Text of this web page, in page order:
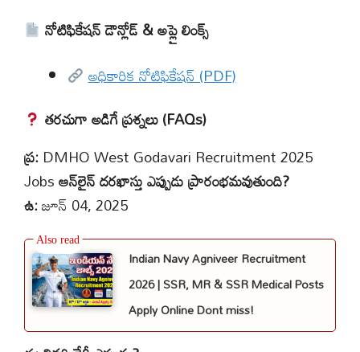
నోటిఫికేషన్ డౌన్లోడ్ & అప్లై లింక్స్
అధికారిక నోటిఫికేషన్ (PDF)
తరచుగా అడిగే ప్రశ్నలు (FAQs)
ప్ర:DMHO West Godavari Recruitment 2025
Jobsఆన్‌లైన్ దరఖాస్తు ఎప్పుడు ప్రారంభమవుతుంది?
ఉ:జూన్ 04, 2025
Indian Navy Agniveer Recruitment
2026 | SSR, MR & SSR Medical Posts
Apply Online Dont miss!